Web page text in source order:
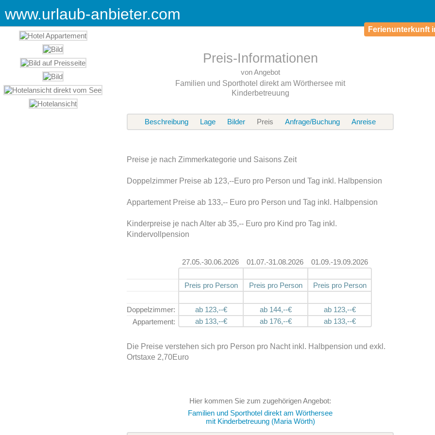
Ferienunterkunft
www.urlaub-anbieter.com
Preis-Informationen
von Angebot
Familien und Sporthotel direkt am Wörthersee mit
Kinderbetreuung
Beschreibung Lage Bilder Preis Anfrage/Buchung Anreise
Preise je nach Zimmerkategorie und Saisons Zeit
Doppelzimmer Preise ab 123,--Euro pro Person und Tag inkl. Halbpension
Appartement Preise ab 133,-- Euro pro Person und Tag inkl. Halbpension
Kinderpreise je nach Alter ab 35,-- Euro pro Kind pro Tag inkl.
Kindervollpension
27.05.-30.06.2026 01.07.-31.08.2026 01.09.-19.09.2026
Preis pro Person Preis pro Person Preis pro Person
Doppel­zimmer: ab 123,--€ ab 144,--€
ab 123,--€
Apparte­ment:
ab 133,--€ ab 176,--€ ab 133,--€
Die Preise verstehen sich pro Person pro Nacht inkl. Halbpension und exkl.
Ortstaxe 2,70Euro
Hier kommen Sie zum zugehörigen Angebot:
Familien und Sporthotel direkt am Wörthersee
mit Kinderbetreuung (Maria Wörth)